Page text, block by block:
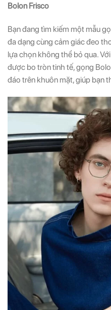
Bolon Frisco
Bạn đang tìm kiếm một mẫu
đa dạng cùng cảm giác đeo
lựa chọn không thể bỏ qua.
được bo tròn tinh tế, gọng
đáo trên khuôn mặt, giúp bạn